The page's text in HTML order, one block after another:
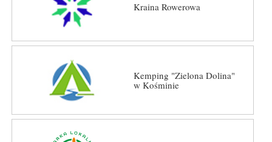
Kraina Rowerowa
Kemping "Zielona Dolina"
w Kośminie